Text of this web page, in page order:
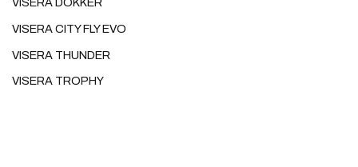
VISERA CITY FLY EVO
VISERA THUNDER
VISERA TROPHY